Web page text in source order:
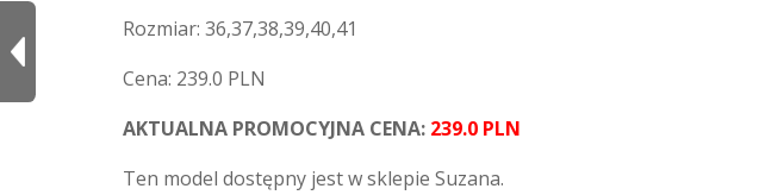
Rozmiar: 36,37,38,39,40,41
Cena: 239.0 PLN
AKTUALNA PROMOCYJNA CENA: 239.0 PLN
Ten model dostępny jest w sklepie Suzana.